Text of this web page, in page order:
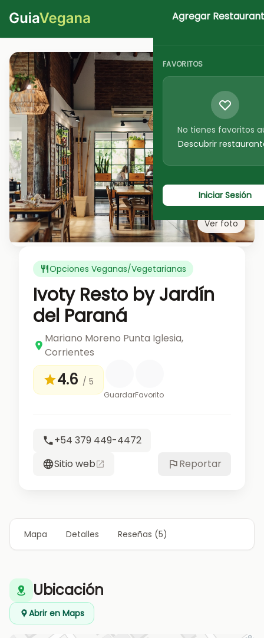
Iniciar Sesion
Agregar
FAVORITOS
No tienes favoritos
Descubrir
Iniciar Sesión
Ver foto
Opciones Veganas/Vegetarianas
Ivoty Resto by Jardín
del Paraná
Mariano Moreno Punta Iglesia,
Corrientes
4.6 / 5
GuardarFavorito
+54 379 449-4472
Sitio web
Reportar
Mapa Detalles Reseñas (5)
Ubicación
Abrir en Maps